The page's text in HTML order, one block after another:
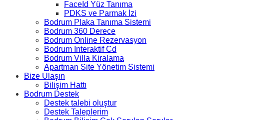
FaceId Yüz Tanıma
PDKS ve Parmak İzi
Bodrum Plaka Tanıma Sistemi
Bodrum 360 Derece
Bodrum Online Rezervasyon
Bodrum Interaktif Cd
Bodrum Villa Kiralama
Apartman Site Yönetim Sistemi
Bize Ulaşın
Bilişim Hattı
Bodrum Destek
Destek talebi oluştur
Destek Taleplerim